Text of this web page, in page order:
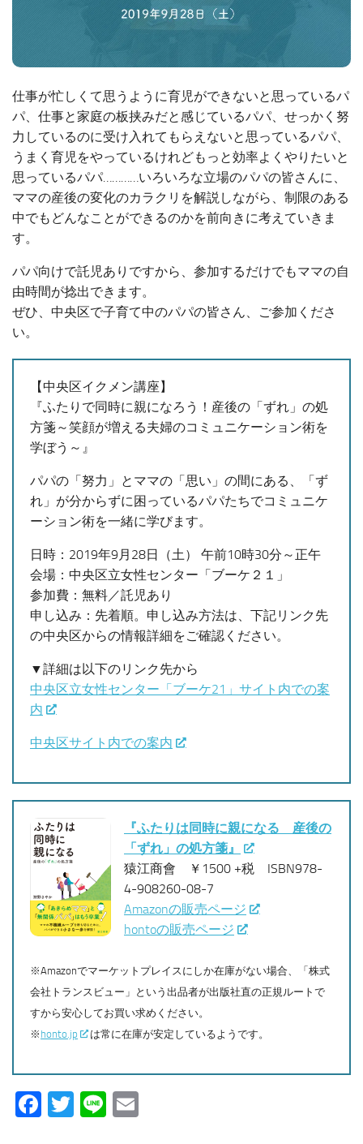
仕事が忙しくて思うように育児ができないと思っているパ
パ、仕事と家庭の板挟みだと感じているパパ、せっかく努
力しているのに受け入れてもらえないと思っているパパ、
うまく育児をやっているけれどもっと効率よくやりたいと
思っているパパ…………いろいろな立場のパパの皆さんに、
ママの産後の変化のカラクリを解説しながら、制限のある
中でもどんなことができるのかを前向きに考えていきま
す。
パパ向けで託児ありですから、参加するだけでもママの自
由時間が捻出できます。
ぜひ、中央区で子育て中のパパの皆さん、ご参加くださ
い。
【中央区イクメン講座】
『ふたりで同時に親になろう！産後の「ずれ」の処
方箋～笑顔が増える夫婦のコミュニケーション術を
学ぼう～』
パパの「努力」とママの「思い」の間にある、「ず
れ」が分からずに困っているパパたちでコミュニケ
ーション術を一緒に学びます。
日時：2019年9月28日（土） 午前10時30分～正午
会場：中央区立女性センター「ブーケ２１」
参加費：無料／託児あり
申し込み：先着順。申し込み方法は、下記リンク先
の中央区からの情報詳細をご確認ください。
▼詳細は以下のリンク先から
中央区立女性センター「ブーケ21」サイト内での案
内
中央区サイト内での案内
『ふたりは同時に親になる 産後の
「ずれ」の処方箋』
猿江商會 ￥1500 +税 ISBN978-
4-908260-08-7
Amazonの販売ページ
hontoの販売ページ
※Amazonでマーケットプレイスにしか在庫がない場合、「株式
会社トランスビュー」という出品者が出版社直の正規ルートで
すから安心してお買い求めください。
※ honto.jp は常に在庫が安定しているようです。
Facebook
Twitter
Line